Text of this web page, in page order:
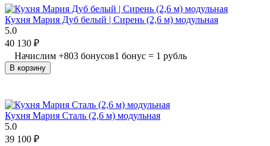
Кухня Мария Дуб белый | Сирень (2,6 м) модульная
5.0
40 130 ₽
Начислим +803 бонусов1 бонус = 1 рубль
В корзину
Кухня Мария Сталь (2,6 м) модульная
5.0
39 100 ₽